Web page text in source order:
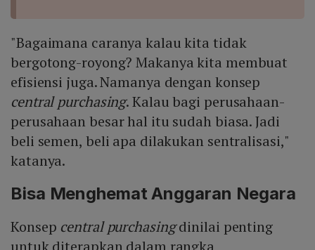
"Bagaimana caranya kalau kita tidak
bergotong-royong? Makanya kita membuat
efisiensi juga. Namanya dengan konsep
central purchasing. Kalau bagi perusahaan-
perusahaan besar hal itu sudah biasa. Jadi
beli semen, beli apa dilakukan sentralisasi,"
katanya.
Bisa Menghemat Anggaran Negara
Konsep central purchasingdinilai penting